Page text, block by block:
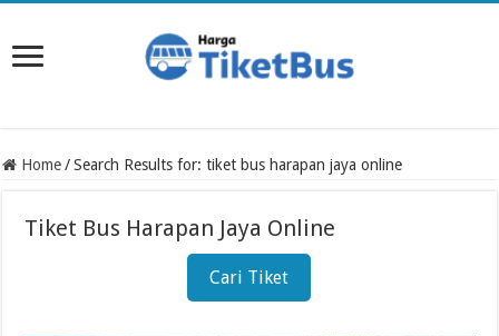
Home / Search Results for: tiket bus harapan jaya online
Tiket Bus Harapan Jaya Online
Cari Tiket